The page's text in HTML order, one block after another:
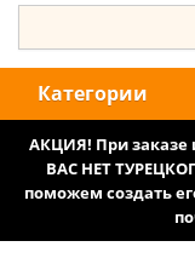
Категории
АКЦИЯ! При заказе
ВАС НЕТ
поможем создать